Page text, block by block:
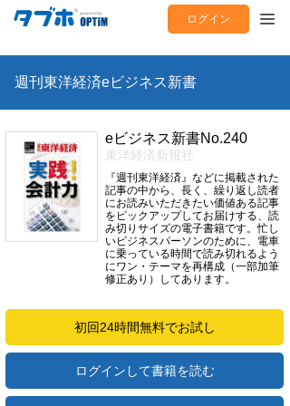
ログイン
週刊東洋経済eビジネス新書
eビジネス新書No.240
東洋経済新報社
『週刊東洋経済』などに掲載された
記事の中から、長く、繰り返し読者
にお読みいただきたい価値ある記事
をピックアップしてお届けする、読
み切りサイズの電子書籍です。忙し
いビジネスパーソンのために、電車
に乗っている時間で読み切れるよう
にワン・テーマを再構成（一部加筆
修正あり）してあります。
初回24時間無料でお試し
ログインして書籍を読む